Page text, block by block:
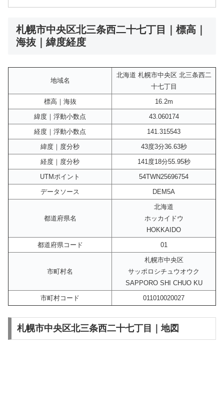
札幌市中央区北三条西二十七丁目｜標高｜
海抜｜緯度経度
地域名
北海道 札幌市中央区 北三条西二
十七丁目
標高｜海抜
16.2m
緯度｜浮動小数点
43.060174
経度｜浮動小数点
141.315543
緯度｜度分秒
43度3分36.63秒
経度｜度分秒
141度18分55.95秒
UTMポイント
54TWN25696754
データソース
DEM5A
都道府県名
北海道
ホッカイドウ
HOKKAIDO
都道府県コード
01
市町村名
札幌市中央区
サッポロシチュウオウク
SAPPORO SHI CHUO KU
市町村コード
011010020027
札幌市中央区北三条西二十七丁目｜地図